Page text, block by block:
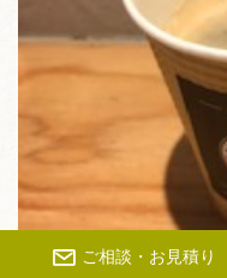
ご相談・お見積り